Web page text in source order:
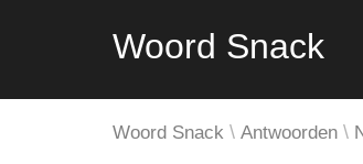
Woord Snack
Woord Snack Antwoorden